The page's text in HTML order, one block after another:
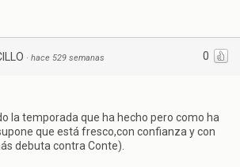
0
· hace 529 semanas
la temporada que ha hecho pero como ha
que está fresco,con confianza y con
debuta contra Conte).